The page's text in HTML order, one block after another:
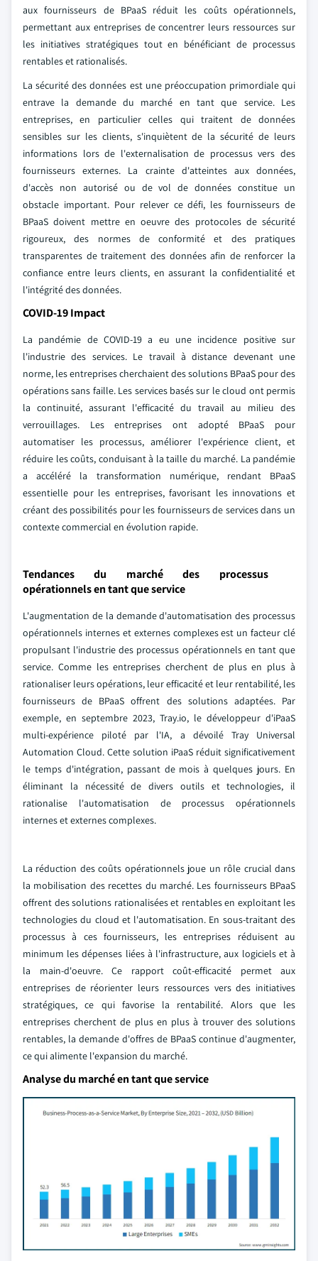
aux fournisseurs de BPaaS réduit les coûts opérationnels,
permettant aux entreprises de concentrer leurs ressources sur
les initiatives stratégiques tout en bénéficiant de processus
rentables et rationalisés.
La sécurité des données est une préoccupation primordiale qui
entrave la demande du marché en tant que service. Les
entreprises, en particulier celles qui traitent de données
sensibles sur les clients, s'inquiètent de la sécurité de leurs
informations lors de l'externalisation de processus vers des
fournisseurs externes. La crainte d'atteintes aux données,
d'accès non autorisé ou de vol de données constitue un
obstacle important. Pour relever ce défi, les fournisseurs de
BPaaS doivent mettre en oeuvre des protocoles de sécurité
rigoureux, des normes de conformité et des pratiques
transparentes de traitement des données afin de renforcer la
confiance entre leurs clients, en assurant la confidentialité et
l'intégrité des données.
COVID-19 Impact
La pandémie de COVID-19 a eu une incidence positive sur
l'industrie des services. Le travail à distance devenant une
norme, les entreprises cherchaient des solutions BPaaS pour des
opérations sans faille. Les services basés sur le cloud ont permis
la continuité, assurant l'efficacité du travail au milieu des
verrouillages. Les entreprises ont adopté BPaaS pour
automatiser les processus, améliorer l'expérience client, et
réduire les coûts, conduisant à la taille du marché. La pandémie
a accéléré la transformation numérique, rendant BPaaS
essentielle pour les entreprises, favorisant les innovations et
créant des possibilités pour les fournisseurs de services dans un
contexte commercial en évolution rapide.
Tendances du marché des processus
opérationnels en tant que service
L'augmentation de la demande d'automatisation des processus
opérationnels internes et externes complexes est un facteur clé
propulsant l'industrie des processus opérationnels en tant que
service. Comme les entreprises cherchent de plus en plus à
rationaliser leurs opérations, leur efficacité et leur rentabilité, les
fournisseurs de BPaaS offrent des solutions adaptées. Par
exemple, en septembre 2023, Tray.io, le développeur d'iPaaS
multi-expérience piloté par l'IA, a dévoilé Tray Universal
Automation Cloud. Cette solution iPaaS réduit significativement
le temps d'intégration, passant de mois à quelques jours. En
éliminant la nécessité de divers outils et technologies, il
rationalise l'automatisation de processus opérationnels
internes et externes complexes.
La réduction des coûts opérationnels joue un rôle crucial dans
la mobilisation des recettes du marché. Les fournisseurs BPaaS
offrent des solutions rationalisées et rentables en exploitant les
technologies du cloud et l'automatisation. En sous-traitant des
processus à ces fournisseurs, les entreprises réduisent au
minimum les dépenses liées à l'infrastructure, aux logiciels et à
la main-d'oeuvre. Ce rapport coût-efficacité permet aux
entreprises de réorienter leurs ressources vers des initiatives
stratégiques, ce qui favorise la rentabilité. Alors que les
entreprises cherchent de plus en plus à trouver des solutions
rentables, la demande d'offres de BPaaS continue d'augmenter,
ce qui alimente l'expansion du marché.
Analyse du marché en tant que service